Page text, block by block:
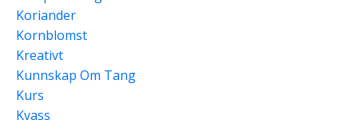
Koriander
Kornblomst
Kreativt
Kunnskap Om Tang
Kurs
Kvass